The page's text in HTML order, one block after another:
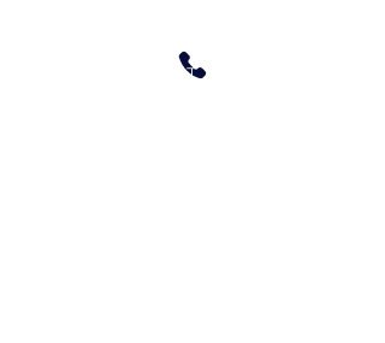
БАНКЕТ ХОЛЛ